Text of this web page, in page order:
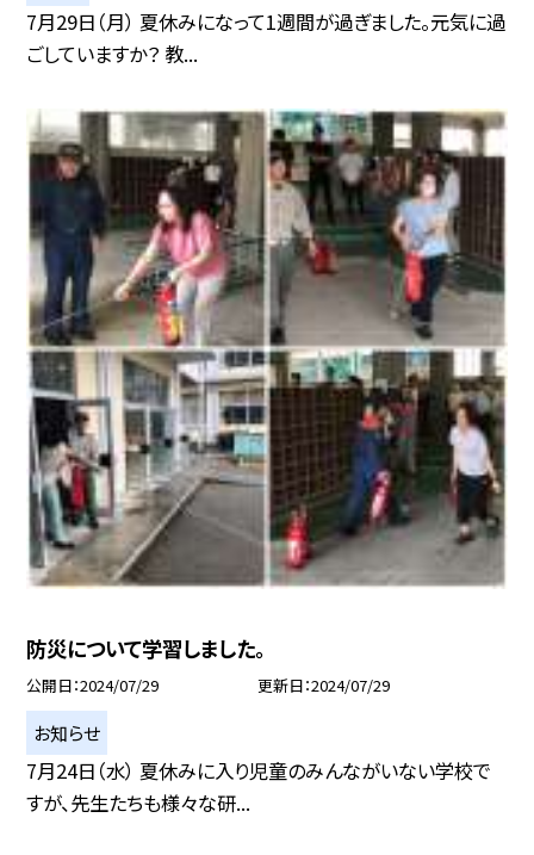
7月29日（月） 夏休みになって1週間が過ぎました。元気に過
ごしていますか？ 教...
防災について学習しました。
公開日 2024/07/29 更新日 2024/07/29
お知らせ
7月24日（水） 夏休みに入り児童のみんながいない学校で
すが、先生たちも様々な研...